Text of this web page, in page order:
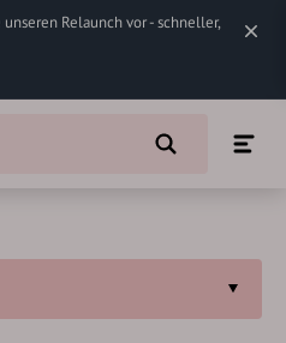
Relaunch vor - schneller,